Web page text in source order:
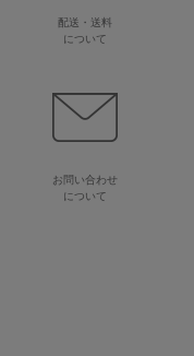
配送・送料
について
お問い合わせ
について